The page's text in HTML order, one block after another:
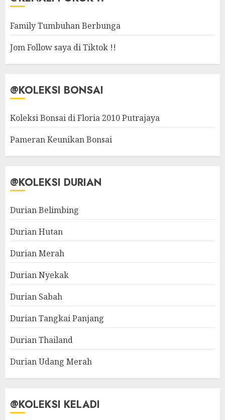
Family Tumbuhan Berbunga
Jom Follow saya di Tiktok !!
@KOLEKSI BONSAI
Koleksi Bonsai di Floria 2010 Putrajaya
Pameran Keunikan Bonsai
@KOLEKSI DURIAN
Durian Belimbing
Durian Hutan
Durian Merah
Durian Nyekak
Durian Sabah
Durian Tangkai Panjang
Durian Thailand
Durian Udang Merah
@KOLEKSI KELADI